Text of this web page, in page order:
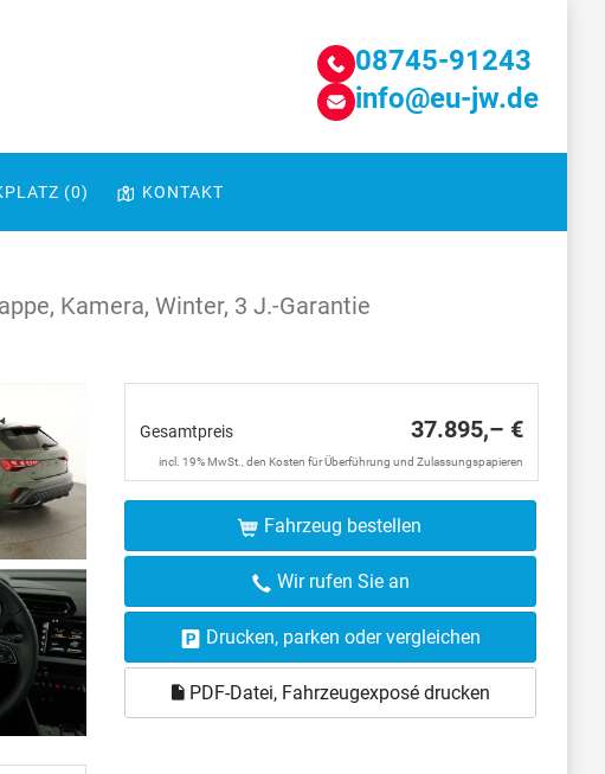
08745-91243
info@eu-jw.de
(0) KONTAKT
Kamera, Winter, 3 J.-Garantie
Gesamtpreis 37.895,– €
incl. 19% MwSt., den Kosten für Überführung und Zulassungspapieren
Fahrzeug bestellen
Wir rufen Sie an
Drucken, parken oder vergleichen
PDF-Datei, Fahrzeugexposé drucken